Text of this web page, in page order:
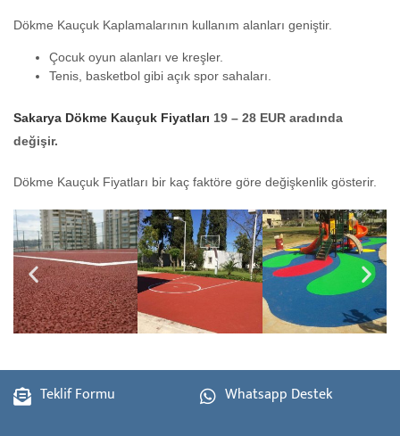
Dökme Kauçuk Kaplamalarının kullanım alanları geniştir.
Çocuk oyun alanları ve kreşler.
Tenis, basketbol gibi açık spor sahaları.
Sakarya Dökme Kauçuk Fiyatları 19 – 28 EUR aradında
değişir.
Dökme Kauçuk Fiyatları bir kaç faktöre göre değişkenlik gösterir.
Teklif Formu Whatsapp Destek